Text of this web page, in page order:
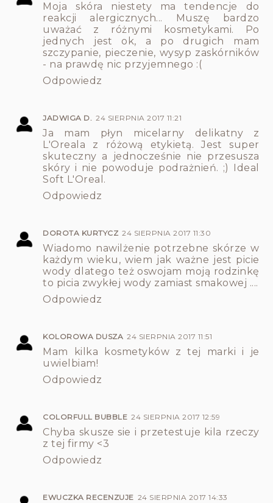
Moja skóra niestety ma tendencje do
reakcji alergicznych... Muszę bardzo
uważać z różnymi kosmetykami. Po
jednych jest ok, a po drugich mam
szczypanie, pieczenie, wysyp zaskórników
- na prawdę nic przyjemnego :(
Odpowiedz
JADWIGA D. 24 SIERPNIA 2017 11:21
Ja mam płyn micelarny delikatny z
L'Oreala z różową etykietą. Jest super
skuteczny a jednocześnie nie przesusza
skóry i nie powoduje podrażnień. ;) Ideal
Soft L'Oreal.
Odpowiedz
DOROTA KURTYCZ 24 SIERPNIA 2017 11:30
Wiadomo nawilżenie potrzebne skórze w
każdym wieku, wiem jak ważne jest picie
wody dlatego też oswojam moją rodzinkę
to picia zwykłej wody zamiast smakowej ....
Odpowiedz
KOLOROWA DUSZA 24 SIERPNIA 2017 11:51
Mam kilka kosmetyków z tej marki i je
uwielbiam!
Odpowiedz
COLORFULL BUBBLE 24 SIERPNIA 2017 12:59
Chyba skusze sie i przetestuje kila rzeczy
z tej firmy <3
Odpowiedz
EWUCZKA RECENZUJE 24 SIERPNIA 2017 14:33